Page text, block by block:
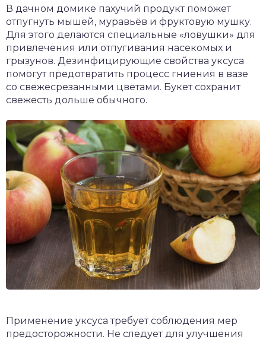
В дачном домике пахучий продукт поможет
отпугнуть мышей, муравьёв и фруктовую мушку.
Для этого делаются специальные «ловушки» для
привлечения или отпугивания насекомых и
грызунов. Дезинфицирующие свойства уксуса
помогут предотвратить процесс гниения в вазе
со свежесрезанными цветами. Букет сохранит
свежесть дольше обычного.
Применение уксуса требует соблюдения мер
предосторожности. Не следует для улучшения